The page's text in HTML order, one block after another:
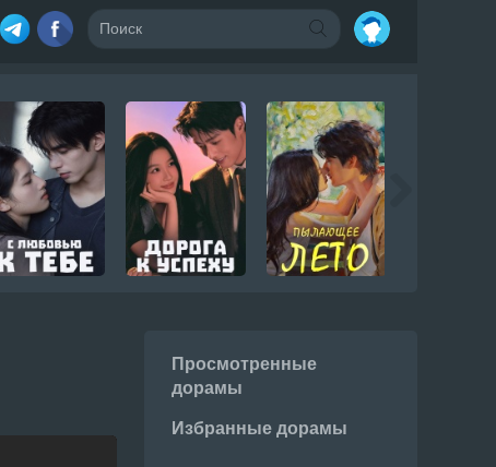
Просмотренные
дорамы
Избранные дорамы